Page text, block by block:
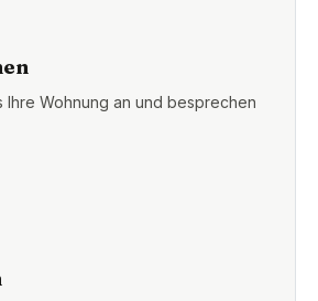
Ihre Wohnung an und besprechen